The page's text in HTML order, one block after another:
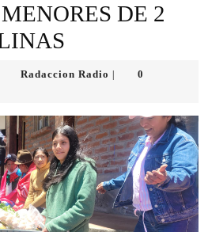
DE 2
Radaccion Radio Radaccion
0